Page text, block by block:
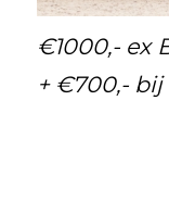
€1000,- ex
+ €700,-